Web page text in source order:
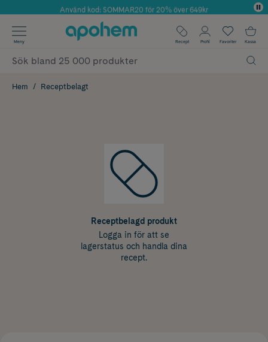
Årets Butik 2025 inom Skönhet
Använd kod: SOMMAR20 för 20% över 649kr
✓ Fri frakt
✓ Poäng på alla köp*
Meny Recept Profil Favoriter Kassa
Hem Receptbelagt
Receptbelagd produkt
Logga in för att se
lagerstatus och handla dina
recept.